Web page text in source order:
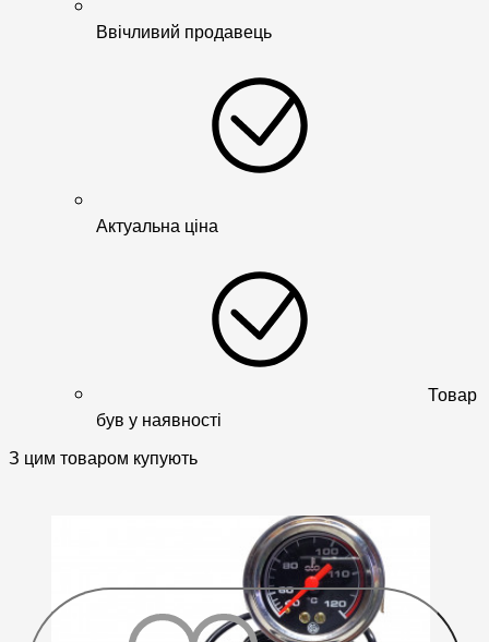
Ввічливий продавець
Актуальна ціна
Товар
був у наявності
З цим товаром купують